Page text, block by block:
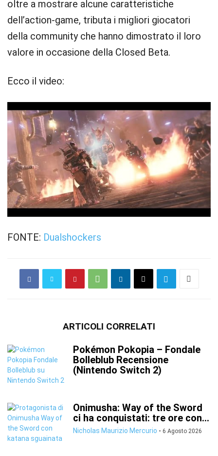
oltre a mostrare alcune caratteristiche
dell’action-game, tributa i migliori giocatori
della community che hanno dimostrato il loro
valore in occasione della Closed Beta.
Ecco il video:
FONTE: Dualshockers
ARTICOLI CORRELATI
Pokémon Pokopia – Fondale
Bolleblub Recensione
(Nintendo Switch 2)
Onimusha: Way of the Sword
ci ha conquistati: tre ore con...
Nicholas Maurizio Mercurio - 6 Agosto 2026